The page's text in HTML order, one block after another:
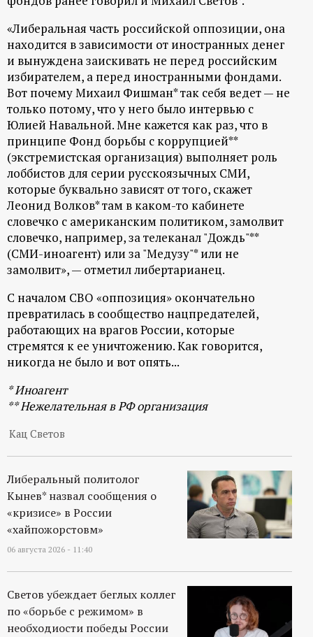
н
ы
й
п
о
р
т
а
л
«Либеральная часть российской оппозиции, она
находится в зависимости от иностранных денег
и вынуждена заискивать не перед российским
избирателем, а перед иностранными фондами.
Вот почему Михаил Фишман* так себя ведет — не
только потому, что у него было интервью с
Юлией Навальной. Мне кажется как раз, что в
принципе Фонд борьбы с коррупцией**
(экстремистская организация) выполняет роль
лоббистов для серии русскоязычных СМИ,
которые буквально зависят от того, скажет
Леонид Волков* там в каком-то кабинете
словечко с американским политиком, замолвит
словечко, например, за телеканал "Дождь"**
(СМИ-иноагент) или за "Медузу"* или не
замолвит», — отметил либертарианец.
С началом СВО «оппозиция» окончательно
превратилась в сообщество нацпредателей,
работающих на врагов России, которые
стремятся к ее уничтожению. Как говорится,
никогда не было и вот опять...
* Иноагент
** Нежелательная в РФ организация
Кац Светов
Либеральный политолог
Кынев* назвал сообщения о
«кризисе» в России
«хайпожорстовм»
06 августа 2026 - 11:40
Светов убеждает беглых коллег
по «борьбе с режимом» в
необходиости победы России